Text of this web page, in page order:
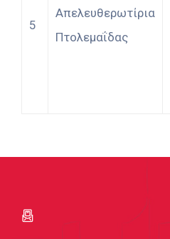
5
Απελευθερωτίρια
Πτολεμαΐδας